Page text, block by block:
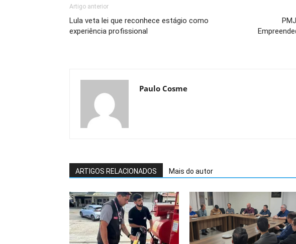
Artigo anterior
Lula veta lei que reconhece estágio como
experiência profissional
Paulo Cosme
ARTIGOS RELACIONADOS Mais do autor